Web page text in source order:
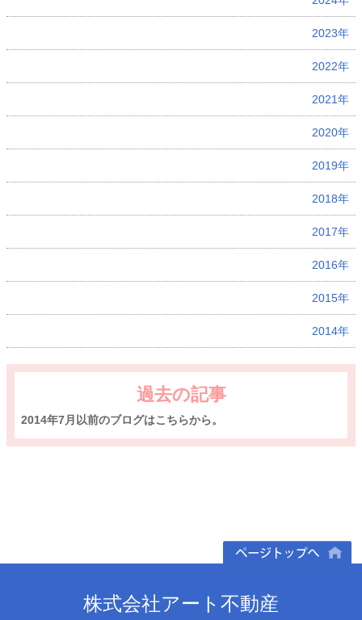
2023年
2022年
2021年
2020年
2019年
2018年
2017年
2016年
2015年
2014年
過去の記事
2014年7月以前のブログはこちらから。
株式会社アート不動産